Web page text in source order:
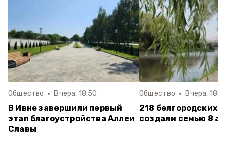
Общество Вчера, 18:50
В Ивне завершили первый
этап благоустройства Аллеи
Славы
Общество Вчера,
218 белгородских
создали семью 8